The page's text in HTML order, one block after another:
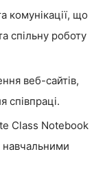
комунікації, що
спільну роботу
веб-сайтів,
співпраці.
Class Notebook
навчальними